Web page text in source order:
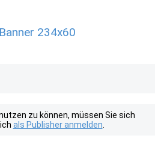
234x60
zu können, müssen Sie sich
als Publisher anmelden